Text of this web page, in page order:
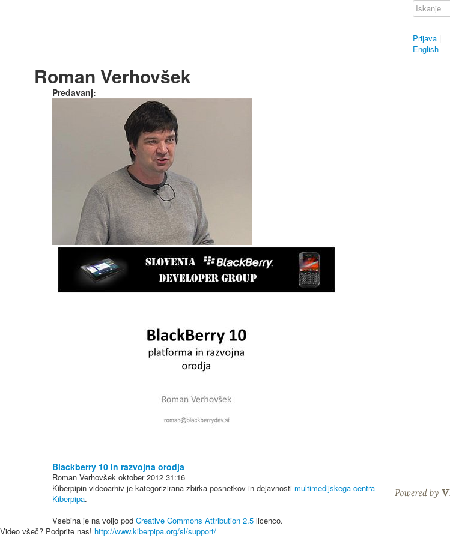
Prijava |
English
Roman Verhovšek
Predavanj:
Blackberry 10 in razvojna orodja
Roman Verhovšek oktober 2012 31:16
Kiberpipin videoarhiv je kategorizirana zbirka posnetkov in dejavnosti multimedijskega centra
Kiberpipa.
Vsebina je na voljo pod Creative Commons Attribution 2.5 licenco.
Video všeč? Podprite nas! http://www.kiberpipa.org/sl/support/